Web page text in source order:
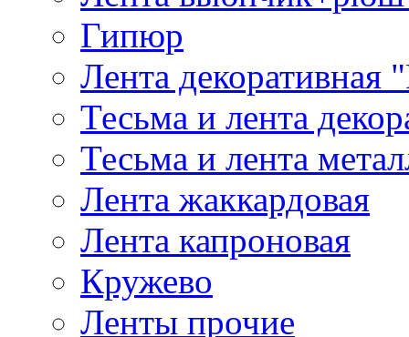
Гипюр
Лента декоративная
Тесьма и лента
Тесьма и лента
Лента жаккардовая
Лента капроновая
Кружево
Ленты прочие